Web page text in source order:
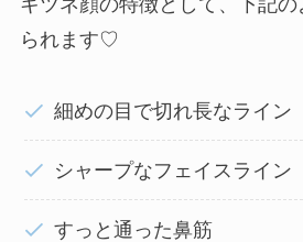
られます♡
細めの目で切れ長なライン
シャープなフェイスライン
すっと通った鼻筋